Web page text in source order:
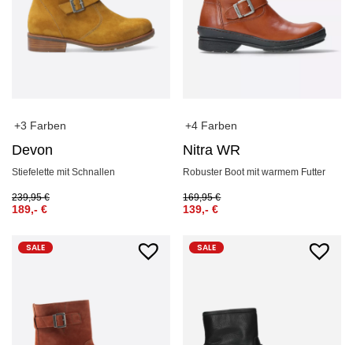
+3 Farben
Devon
Stiefelette mit Schnallen
239,95€
189,- €
+4 Farben
Nitra WR
Robuster Boot mit warmem Futter
169,95€
139,-€
SALE SALE